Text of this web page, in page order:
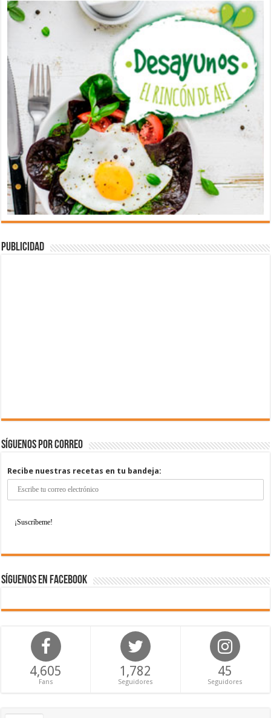
Publicidad
Síguenos por correo
Recibe nuestras recetas en tu bandeja:
Síguenos en Facebook
4,605
Fans
1,782
Seguidores
45
Seguidores